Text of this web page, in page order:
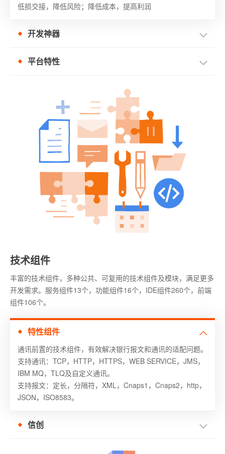
低损交接，降低风险； 降低成本，提高利润
开发神器
平台特性
技术组件
丰富的技术组件，多种公共、可复用的技术组件及模块，满足更多
开发需求。服务组件13个，功能组件16个，IDE组件260个，前端
组件106个。
特性组件
通讯前置的技术组件，有效解决银行报文和通讯的适配问题。
支持通讯： TCP， HTTP， HTTPS， WEB SERVICE， JMS，
IBM MQ， TLQ及自定义通讯。
支持报文：定长，分隔符， XML， Cnaps1 ， Cnaps2， http，
JSON， ISO8583。
信创